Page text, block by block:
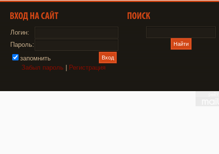
Логин:
Пароль:
запомнить
Забыл пароль
Регистрация